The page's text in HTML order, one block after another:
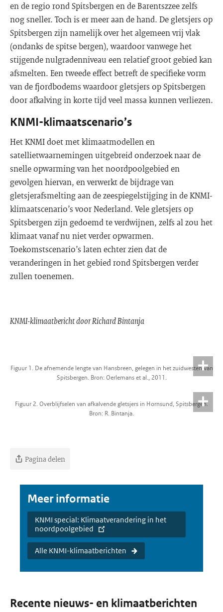
en de regio rond Spitsbergen en de Barentszzee zelfs
nog sneller. Toch is er meer aan de hand. De gletsjers op
Spitsbergen zijn namelijk over het algemeen vrij vlak
(ondanks de spitse bergen), waardoor vanwege het
stijgende nulgradenniveau een relatief groot gebied kan
afsmelten. Een tweede effect betreft de specifieke vorm
van de fjordbodems waardoor gletsjers op Spitsbergen
door afkalving in korte tijd veel massa kunnen verliezen.
KNMI-klimaatscenario’s
Het KNMI doet met klimaatmodellen en
satellietwaarnemingen uitgebreid onderzoek naar de
snelle opwarming van het noordpoolgebied en
gevolgen hiervan, en verwerkt de bijdrage van
gletsjerafsmelting aan de zeespiegelstijging in de KNMI-
klimaatscenario’s voor Nederland. Vele gletsjers op
Spitsbergen zijn gedoemd te verdwijnen, zelfs al zou het
klimaat vanaf nu niet verder opwarmen.
Toekomstscenario’s laten echter zien dat de
veranderingen in het gebied rond Spitsbergen verder
zullen toenemen.
KNMI-klimaatbericht door Richard Bintanja
Figuur 1. De afnemende lengte van Hansbreen, gelegen in het zuidwesten van
Spitsbergen. Bron: Oerlemans et al., 2011.
Figuur 2. Overblijfselen van afkalvende gletsjers in Hornsund, Spitsbergen.
Bron: R. Bintanja.
Pagina delen
Meer informatie
KNMI special: Klimaatverandering in het
noordpoolgebied
Alle KNMI-klimaatberichten
Recente nieuws- en klimaatberichten